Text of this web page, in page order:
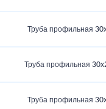
Труба профильная
Труба профильная
Труба профильная